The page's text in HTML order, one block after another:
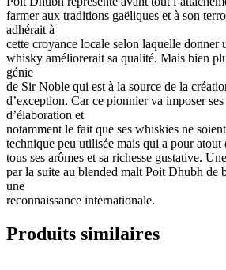
farmer aux traditions gaëliques et à son
adhérait à
cette croyance locale selon laquelle donner
whisky améliorerait sa qualité. Mais bien
génie
de Sir Noble qui est à la source de la
d’exception. Car ce pionnier va imposer
d’élaboration et
notamment le fait que ses whiskies ne
technique peu utilisée mais qui a pour
tous ses arômes et sa richesse gustative.
par la suite au blended malt Poit Dhubh de
une
reconnaissance internationale.
Produits similaires